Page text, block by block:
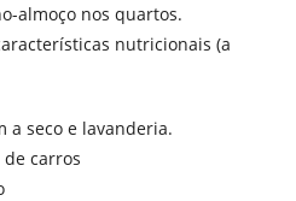
almoço nos quartos.
nutricionais (a
a seco e lavanderia.
carros